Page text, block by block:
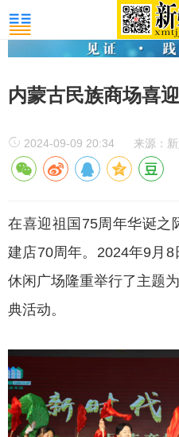
内蒙古民族商场喜
2024-09-09 20:34
来源：
在喜迎祖国75周年华诞之
建店70周年。2024年9月
休闲广场隆重举行了主题
典活动。